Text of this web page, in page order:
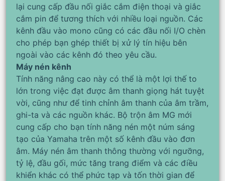
lại cung cấp đầu nối giắc cắm điện thoại và giắc
cắm pin để tương thích với nhiều loại nguồn. Các
kênh đầu vào mono cũng có các đầu nối I/O chèn
cho phép bạn ghép thiết bị xử lý tín hiệu bên
ngoài vào các kênh đó theo yêu cầu.
Máy nén kênh
Tính năng nâng cao này có thể là một lợi thế to
lớn trong việc đạt được âm thanh giọng hát tuyệt
vời, cũng như để tinh chỉnh âm thanh của âm trầm,
ghi-ta và các nguồn khác. Bộ trộn âm MG mới
cung cấp cho bạn tính năng nén một núm sáng
tạo của Yamaha trên một số kênh đầu vào đơn
âm. Máy nén âm thanh thông thường với ngưỡng,
tỷ lệ, đầu gối, mức tăng trang điểm và các điều
khiển khác có thể phức tạp và tốn thời gian để